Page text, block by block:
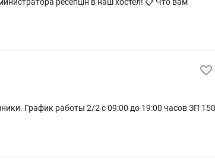
График работы 2/2 с 09:00 до 19:00 часов ЗП 150